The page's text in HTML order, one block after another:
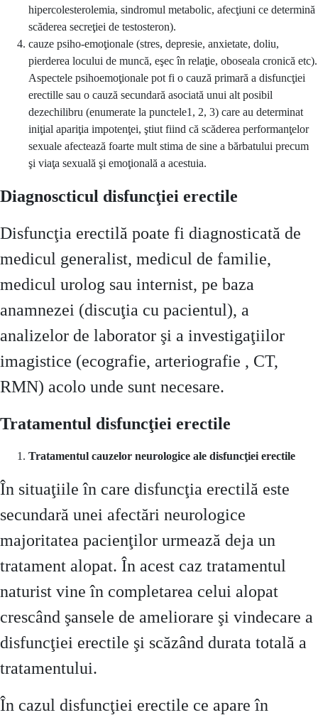
hipercolesterolemia, sindromul metabolic, afecţiuni ce determină
scăderea secreţiei de testosteron).
cauze psiho-emoţionale (stres, depresie, anxietate, doliu,
pierderea locului de muncă, eşec în relaţie, oboseala cronică etc).
Aspectele psihoemoţionale pot fi o cauză primară a disfuncţiei
erectille sau o cauză secundară asociată unui alt posibil
dezechilibru (enumerate la punctele1, 2, 3) care au determinat
iniţial apariţia impotenţei, ştiut fiind că scăderea performanţelor
sexuale afectează foarte mult stima de sine a bărbatului precum
şi viaţa sexuală şi emoţională a acestuia.
Diagnoscticul disfuncţiei erectile
Disfuncţia erectilă poate fi diagnosticată de
medicul generalist, medicul de familie,
medicul urolog sau internist, pe baza
anamnezei (discuţia cu pacientul), a
analizelor de laborator şi a investigaţiilor
imagistice (ecografie, arteriografie , CT,
RMN) acolo unde sunt necesare.
Tratamentul disfuncţiei erectile
Tratamentul cauzelor neurologice ale disfuncţiei erectile
În situaţiile în care disfuncţia erectilă este
secundară unei afectări neurologice
majoritatea pacienţilor urmează deja un
tratament alopat. În acest caz tratamentul
naturist vine în completarea celui alopat
crescând şansele de ameliorare şi vindecare a
disfuncţiei erectile şi scăzând durata totală a
tratamentului.
În cazul disfuncţiei erectile ce apare în